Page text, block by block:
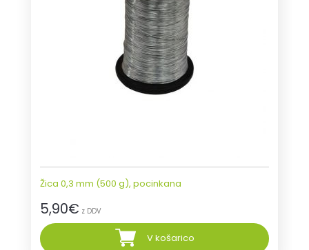
Žica 0,3 mm (500 g), pocinkana
5,90€ z DDV
V košarico